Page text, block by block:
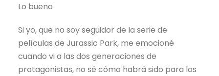
Lo bueno
Si yo, que no soy seguidor de la serie de
películas de Jurassic Park, me emocioné
cuando vi a las dos generaciones de
protagonistas, no sé cómo habrá sido para los